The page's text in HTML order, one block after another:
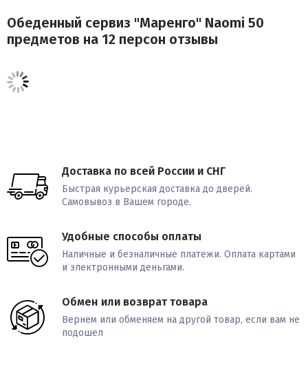
Обеденный сервиз "Маренго" Naomi 50
предметов на 12 персон отзывы
Доставка по всей России и СНГ
Быстрая курьерская доставка до дверей.
Самовывоз в Вашем городе.
Удобные способы оплаты
Наличные и безналичные платежи. Оплата картами
и электронными деньгами.
Обмен или возврат товара
Вернем или обменяем на другой товар, если вам не
подошел